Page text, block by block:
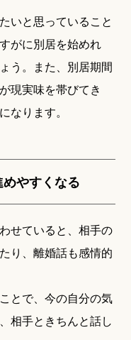
いと思っていること
がに別居を始めれ
う。また、別居期間
現実味を帯びてき
なります。
やすくなる
せていると、相手の
り、離婚話も感情的
とで、今の自分の気
相手ときちんと話し